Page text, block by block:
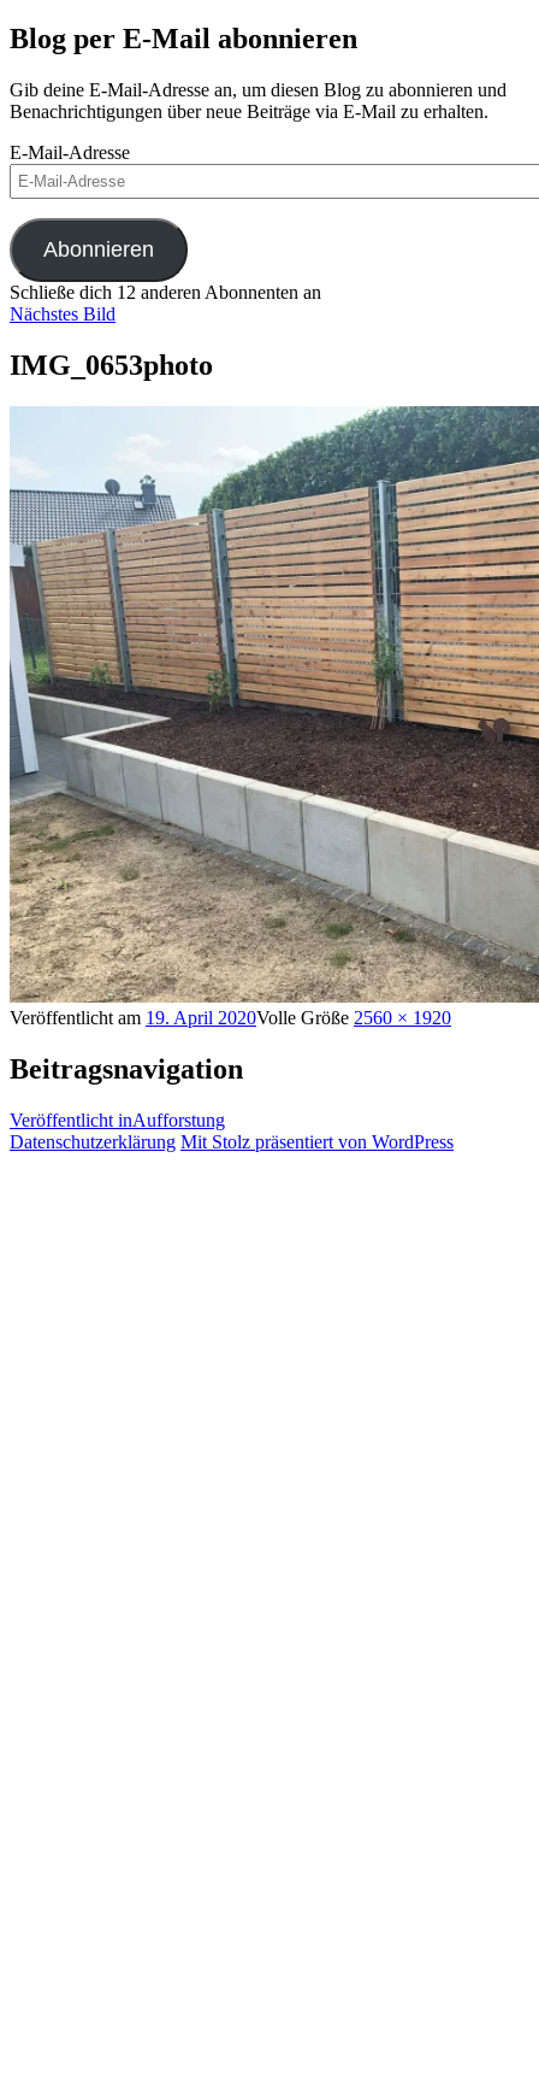
Blog per E-Mail abonnieren
Gib deine E-Mail-Adresse an, um diesen Blog zu abonnieren und
Benachrichtigungen über neue Beiträge via E-Mail zu erhalten.
E-Mail-Adresse
Abonnieren
Schließe dich 12 anderen Abonnenten an
Nächstes Bild
IMG_0653photo
Veröffentlicht am 19. April 2020Volle Größe 2560 × 1920
Beitragsnavigation
Veröffentlicht inAufforstung
Datenschutzerklärung Mit Stolz präsentiert von WordPress